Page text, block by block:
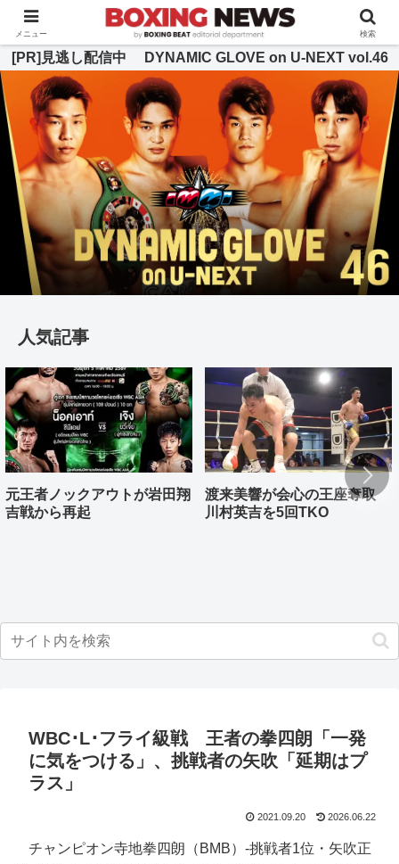
BOXING BEAT [ボクシング・ビート] 公式サイト
[PR]見逃し配信中 DYNAMIC GLOVE on U-NEXT vol.46
人気記事
元王者ノックアウトが岩田翔
吉戦から再起
渡来美響が会心の王座奪取
川村英吉を5回TKO
WBC･L･フライ級戦 王者の拳四朗「一発
に気をつける」、挑戦者の矢吹「延期はプ
ラス」
2021.09.20 2026.06.22
チャンピオン寺地拳四朗（BMB）-挑戦者1位・矢吹正
メニュー 検索